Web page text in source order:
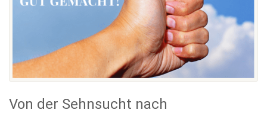
Von der Sehnsucht nach